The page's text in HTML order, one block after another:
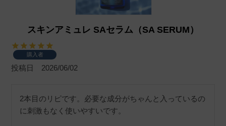
スキンアミュレ SAセラム（SA SERUM）
購入者
投稿日 2026/06/02
2本目のリピです。必要な成分がちゃんと入っているの
に刺激もなく使いやすいです。